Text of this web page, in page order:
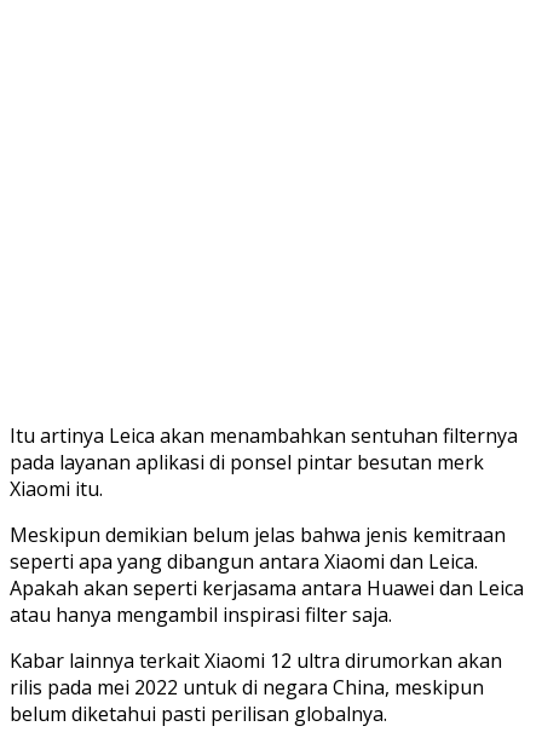
Itu artinya Leica akan menambahkan sentuhan filternya
pada layanan aplikasi di ponsel pintar besutan merk
Xiaomi itu.
Meskipun demikian belum jelas bahwa jenis kemitraan
seperti apa yang dibangun antara Xiaomi dan Leica.
Apakah akan seperti kerjasama antara Huawei dan Leica
atau hanya mengambil inspirasi filter saja.
Kabar lainnya terkait Xiaomi 12 ultra dirumorkan akan
rilis pada mei 2022 untuk di negara China, meskipun
belum diketahui pasti perilisan globalnya.